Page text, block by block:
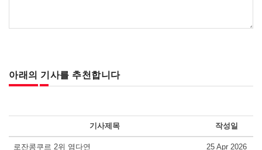
아래의 기사를 추천합니다
기사제목 작성일
로잔콩쿠르 2위 염다연 25 Apr 2026